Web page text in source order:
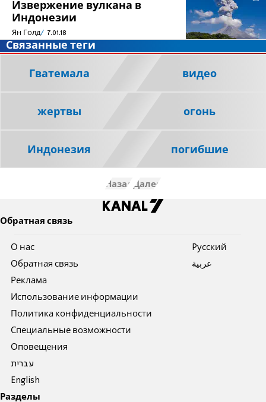
Извержение вулкана в
Индонезии
Ян Голд 7.01.18
Связанные теги
Гватемала видео
жертвы огонь
Индонезия погибшие
Назад Далее
Обратная связь
О нас
Обратная связь
Реклама
Использование информации
Политика конфиденциальности
Специальные возможности
Оповещения
עברית
English
Pусский
عربية
Разделы